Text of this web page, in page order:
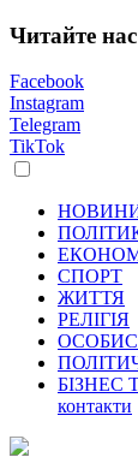
Читайте
Facebook
Instagram
Telegram
TikTok
СПОРТ
ЖИТТЯ
РЕЛІГІЯ
БІЗНЕС
контакти